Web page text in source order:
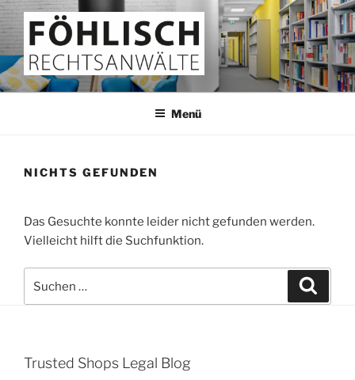
Zum
Inhalt
springen
FÖHLISCH
Rechtsanwälte
Menü
NICHTS GEFUNDEN
Das Gesuchte konnte leider nicht gefunden werden.
Vielleicht hilft die Suchfunktion.
nach:
Trusted Shops Legal Blog